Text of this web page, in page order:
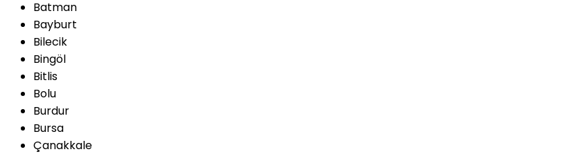
Batman
Bayburt
Bilecik
Bingöl
Bitlis
Bolu
Burdur
Bursa
Çanakkale